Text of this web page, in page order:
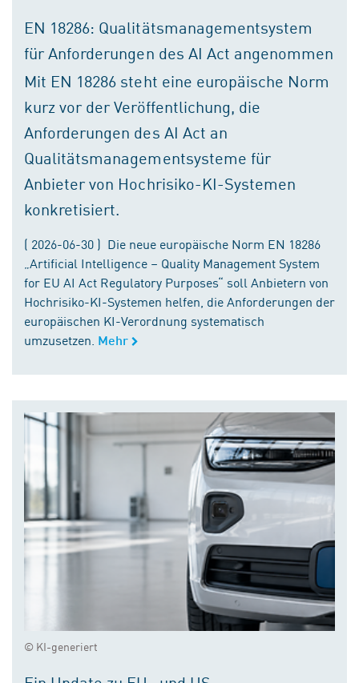
EN 18286: Qualitätsmanagementsystem
für Anforderungen des AI Act angenommen
Mit EN 18286 steht eine europäische Norm
kurz vor der Veröffentlichung, die
Anforderungen des AI Act an
Qualitätsmanagementsysteme für
Anbieter von Hochrisiko-KI-Systemen
konkretisiert.
( 2026-06-30 ) Die neue europäische Norm EN 18286
„Artificial Intelligence – Quality Management System
for EU AI Act Regulatory Purposes“ soll Anbietern von
Hochrisiko-KI-Systemen helfen, die Anforderungen der
europäischen KI-Verordnung systematisch
umzusetzen. Mehr
© KI-generiert